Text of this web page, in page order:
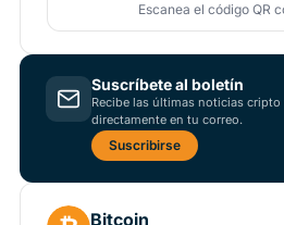
Escanea el código QR
Suscríbete al boletín
Recibe las últimas noticias
directamente en tu correo.
Suscribirse
Bitcoin